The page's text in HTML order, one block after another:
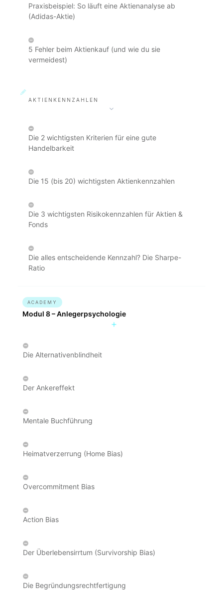
Praxisbeispiel: So läuft eine Aktienanalyse ab
(Adidas-Aktie)
5 Fehler beim Aktienkauf (und wie du sie
vermeidest)
AKTIENKENNZAHLEN
Die 2 wichtigsten Kriterien für eine gute
Handelbarkeit
Die 15 (bis 20) wichtigsten Aktienkennzahlen
Die 3 wichtigsten Risikokennzahlen für Aktien &
Fonds
Die alles entscheidende Kennzahl? Die Sharpe-
Ratio
ACADEMY
Modul 8 – Anlegerpsychologie
Die Alternativenblindheit
Der Ankereffekt
Mentale Buchführung
Heimatverzerrung (Home Bias)
Overcommitment Bias
Action Bias
Der Überlebensirrtum (Survivorship Bias)
Die Begründungsrechtfertigung